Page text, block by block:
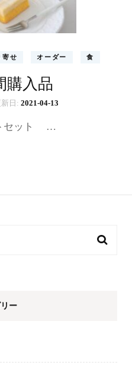
寄せ オーダー 食
購入品
新日: 2021-04-13
セット …
ー